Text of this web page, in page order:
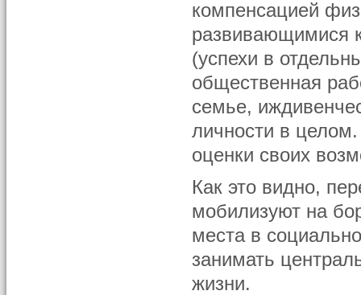
компенсацией
развивающимися
(успехи в
общественная
семье,
личности в целом.
оценки своих
Как это видно,
мобилизуют на
места в
занимать
жизни.